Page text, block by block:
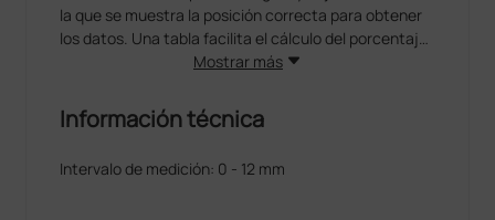
la que se muestra la posición correcta para obtener
los datos. Una tabla facilita el cálculo del porcentaje
de grasa y la valoración del estado general del
Diseño elegante y fácil de usar
malestar que provoca el contacto con el metal.
Mostrar más
Información técnica
Intervalo de medición: 0 - 12 mm